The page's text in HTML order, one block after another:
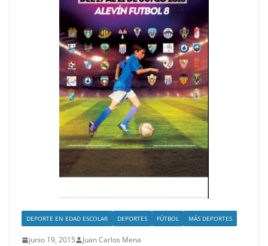
DEPORTE EN EDAD ESCOLAR DEPORTES FÚTBOL MÁS DEPORTES
junio 19, 2015 Juan Carlos Mena